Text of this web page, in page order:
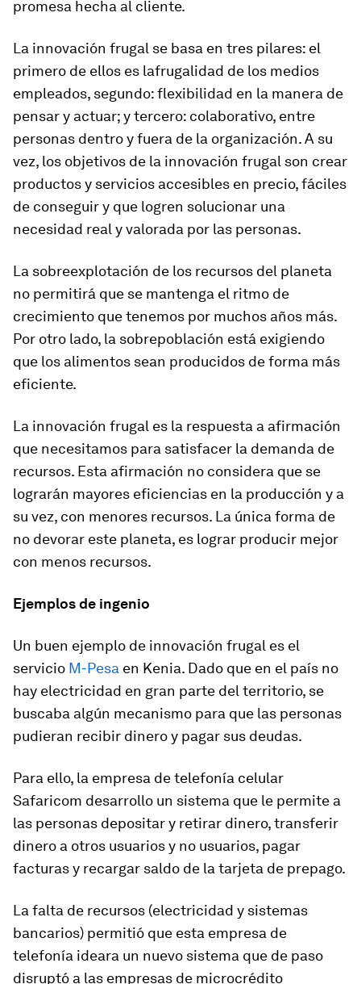
promesa hecha al cliente.
La innovación frugal se basa en tres pilares: el
primero de ellos es lafrugalidad de los medios
empleados, segundo: flexibilidad en la manera de
pensar y actuar; y tercero: colaborativo, entre
personas dentro y fuera de la organización. A su
vez, los objetivos de la innovación frugal son crear
productos y servicios accesibles en precio, fáciles
de conseguir y que logren solucionar una
necesidad real y valorada por las personas.
La sobreexplotación de los recursos del planeta
no permitirá que se mantenga el ritmo de
crecimiento que tenemos por muchos años más.
Por otro lado, la sobrepoblación está exigiendo
que los alimentos sean producidos de forma más
eficiente.
La innovación frugal es la respuesta a afirmación
que necesitamos para satisfacer la demanda de
recursos. Esta afirmación no considera que se
lograrán mayores eficiencias en la producción y a
su vez, con menores recursos. La única forma de
no devorar este planeta, es lograr producir mejor
con menos recursos.
Ejemplos de ingenio
Un buen ejemplo de innovación frugal es el
servicio M-Pesa en Kenia. Dado que en el país no
hay electricidad en gran parte del territorio, se
buscaba algún mecanismo para que las personas
pudieran recibir dinero y pagar sus deudas.
Para ello, la empresa de telefonía celular
Safaricom desarrollo un sistema que le permite a
las personas depositar y retirar dinero, transferir
dinero a otros usuarios y no usuarios, pagar
facturas y recargar saldo de la tarjeta de prepago.
La falta de recursos (electricidad y sistemas
bancarios) permitió que esta empresa de
telefonía ideara un nuevo sistema que de paso
disruptó a las empresas de microcrédito